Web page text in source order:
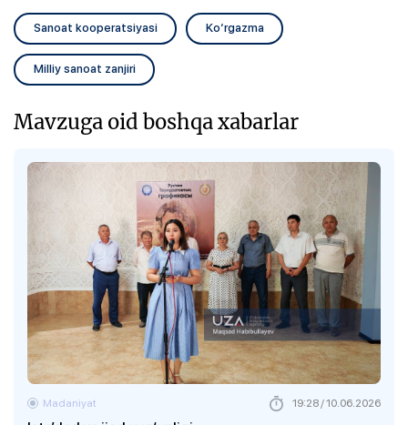
Sanoat kooperatsiyasi Ko‘rgazma
Milliy sanoat zanjiri
Mavzuga oid boshqa xabarlar
Madaniyat 19:28 / 10.06.2026